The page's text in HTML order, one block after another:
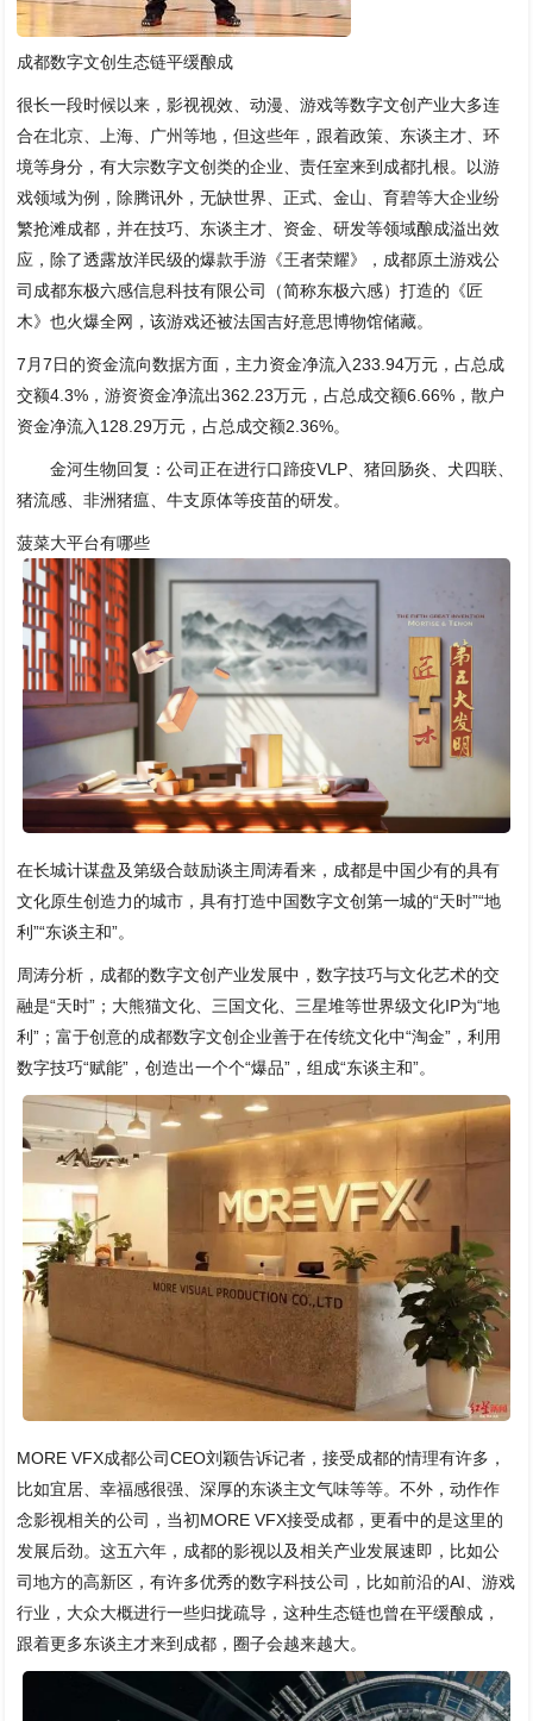
成都数字文创生态链平缓酿成
很长一段时候以来，影视视效、动漫、游戏等数字文创产业大多连
合在北京、上海、广州等地，但这些年，跟着政策、东谈主才、环
境等身分，有大宗数字文创类的企业、责任室来到成都扎根。以游
戏领域为例，除腾讯外，无缺世界、正式、金山、育碧等大企业纷
繁抢滩成都，并在技巧、东谈主才、资金、研发等领域酿成溢出效
应，除了透露放洋民级的爆款手游《王者荣耀》，成都原土游戏公
司成都东极六感信息科技有限公司（简称东极六感）打造的《匠
木》也火爆全网，该游戏还被法国吉好意思博物馆储藏。
7月7日的资金流向数据方面，主力资金净流入233.94万元，占总成
交额4.3%，游资资金净流出362.23万元，占总成交额6.66%，散户
资金净流入128.29万元，占总成交额2.36%。
金河生物回复：公司正在进行口蹄疫VLP、猪回肠炎、犬四联、
猪流感、非洲猪瘟、牛支原体等疫苗的研发。
菠菜大平台有哪些
在长城计谋盘及第级合鼓励谈主周涛看来，成都是中国少有的具有
文化原生创造力的城市，具有打造中国数字文创第一城的“天时”“地
利”“东谈主和”。
周涛分析，成都的数字文创产业发展中，数字技巧与文化艺术的交
融是“天时”；大熊猫文化、三国文化、三星堆等世界级文化IP为“地
利”；富于创意的成都数字文创企业善于在传统文化中“淘金”，利用
数字技巧“赋能”，创造出一个个“爆品”，组成“东谈主和”。
MORE VFX成都公司CEO刘颖告诉记者，接受成都的情理有许多，
比如宜居、幸福感很强、深厚的东谈主文气味等等。不外，动作作
念影视相关的公司，当初MORE VFX接受成都，更看中的是这里的
发展后劲。这五六年，成都的影视以及相关产业发展速即，比如公
司地方的高新区，有许多优秀的数字科技公司，比如前沿的AI、游戏
行业，大众大概进行一些归拢疏导，这种生态链也曾在平缓酿成，
跟着更多东谈主才来到成都，圈子会越来越大。